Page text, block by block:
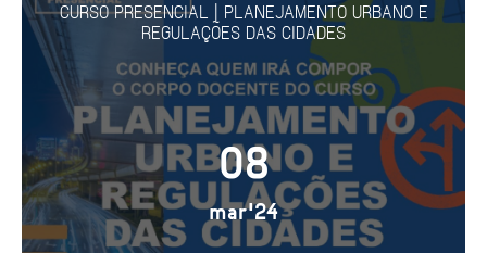
CURSO PRESENCIAL | PLANEJAMENTO URBANO E
REGULAÇÕES DAS CIDADES
08
mar'24